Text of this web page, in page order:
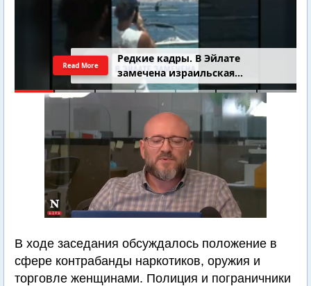
4-летний Юваль Коган найден
добровольцами
Read More
В ходе заседания обсуждалось положение в
сфере контрабанды наркотиков, оружия и
торговле женщинами. Полиция и пограничники